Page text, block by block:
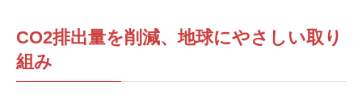
CO2排出量を削減、地球にやさしい取り
組み